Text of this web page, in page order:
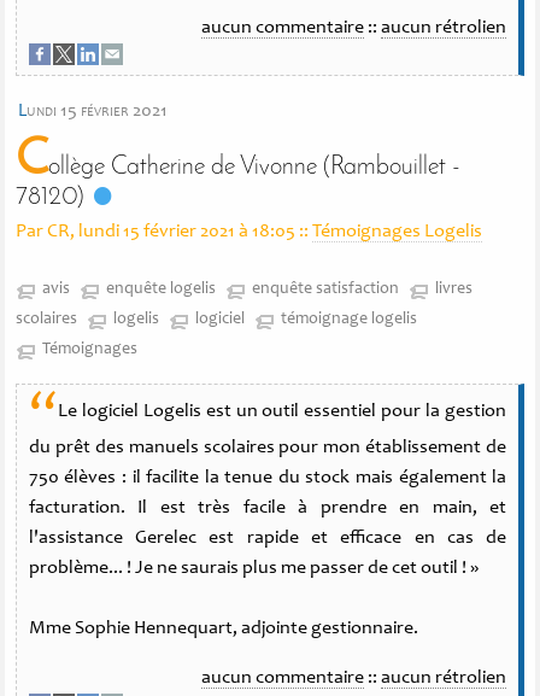
aucun commentaire :: aucun rétrolien
lundi 15 février 2021
Collège Catherine de Vivonne (Rambouillet -
78120)
Par CR, lundi 15 février 2021 à 18:05 :: Témoignages Logelis
avis enquête logelis enquête satisfaction
livres
scolaires
logelis logiciel
témoignage logelis
Témoignages
“ Le logiciel Logelis est un outil essentiel pour la gestion
du prêt des manuels scolaires pour mon établissement de
750 élèves : il facilite la tenue du stock mais également la
facturation. Il est très facile à prendre en main, et
l'assistance Gerelec est rapide et efficace en cas de
problème... ! Je ne saurais plus me passer de cet outil ! »
Mme Sophie Hennequart, adjointe gestionnaire.
aucun commentaire :: aucun rétrolien